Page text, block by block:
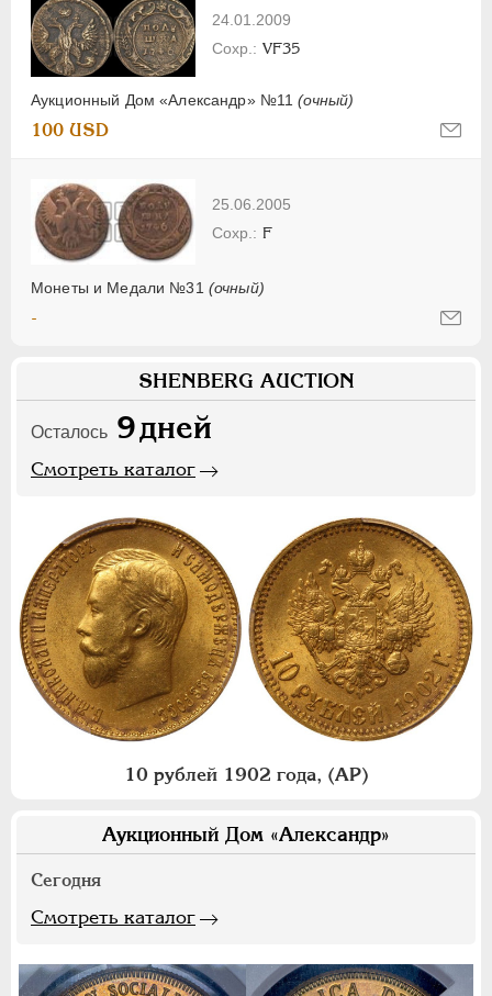
24.01.2009
Аукционный Дом «Александр» №11(очный)
VF35
100 USD
25.06.2005
Монеты и Медали №31 (очный)
F
-
SHENBERG AUCTION
Осталось 9дней
Смотреть каталог
10 рублей 1902 года, (АР)
Аукционный Дом «Александр»
Сегодня
Смотреть каталог